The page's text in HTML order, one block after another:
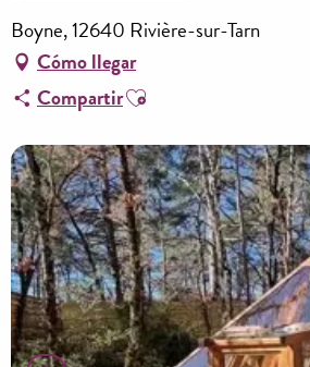
Boyne, 12640 Rivière-sur-Tarn
Cómo llegar
CompartirAjouter aux favoris